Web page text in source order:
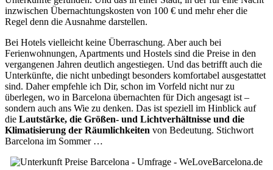
inzwischen Übernachtungskosten von 100 € und mehr eher die
Regel denn die Ausnahme darstellen.
Bei Hotels vielleicht keine Überraschung. Aber auch bei
Ferienwohnungen, Apartments und Hostels sind die Preise in den
vergangenen Jahren deutlich angestiegen. Und das betrifft auch die
Unterkünfte, die nicht unbedingt besonders komfortabel ausgestattet
sind. Daher empfehle ich Dir, schon im Vorfeld nicht nur zu
überlegen, wo in Barcelona übernachten für Dich angesagt ist –
sondern auch ans Wie zu denken. Das ist speziell im Hinblick auf
die Lautstärke, die Größen- und Lichtverhältnisse und die
Klimatisierung der Räumlichkeiten von Bedeutung. Stichwort
Barcelona im Sommer …